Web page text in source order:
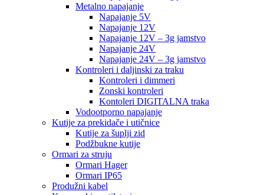
Metalno napajanje
Napajanje 5V
Napajanje 12V
Napajanje 12V – 3g jamstvo
Napajanje 24V
Napajanje 24V – 3g jamstvo
Kontroleri i daljinski za traku
Kontroleri i dimmeri
Zonski kontroleri
Kontoleri DIGITALNA traka
Vodootporno napajanje
Kutije za prekidače i utičnice
Kutije za šuplji zid
Podžbukne kutije
Ormari za struju
Ormari Hager
Ormari IP65
Produžni kabel